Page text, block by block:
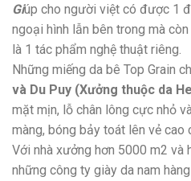
Giúp cho người việt có được 1
ngoại hình lẫn bên trong mà
là 1 tác phẩm nghệ thuật riêng.
Những miếng da bê Top Grain
và Du Puy (Xưởng thuộc da
mặt mịn, lỗ chân lông cực nhỏ
màng, bóng bảy toát lên vẻ cao
Với nhà xưởng hơn 5000 m2 và
những công ty giày da nam